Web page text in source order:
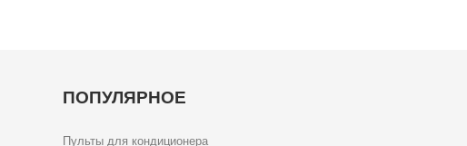
ПОПУЛЯРНОЕ
Пульты для кондиционера